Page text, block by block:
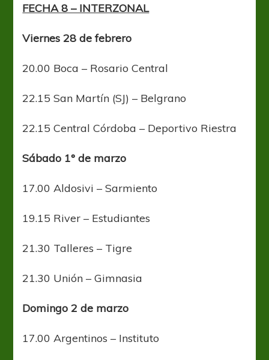
FECHA 8 – INTERZONAL
Viernes 28 de febrero
20.00 Boca – Rosario Central
22.15 San Martín (SJ) – Belgrano
22.15 Central Córdoba – Deportivo Riestra
Sábado 1° de marzo
17.00 Aldosivi – Sarmiento
19.15 River – Estudiantes
21.30 Talleres – Tigre
21.30 Unión – Gimnasia
Domingo 2 de marzo
17.00 Argentinos – Instituto